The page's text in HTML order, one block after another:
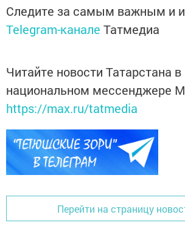
Следите за самым важным и
Telegram-канале Татмедиа
Читайте новости Татарстана в
национальном мессенджере
https://max.ru/tatmedia
Перейти на страницу